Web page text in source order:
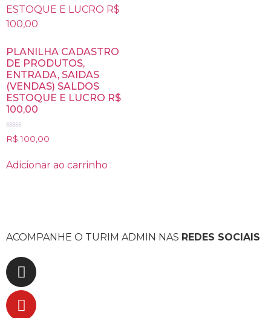
PLANILHA CADASTRO
DE PRODUTOS,
ENTRADA, SAIDAS
(VENDAS) SALDOS
ESTOQUE E LUCRO R$
100,00
Avaliação
0
5
R$ 100,00
Adicionar ao carrinho
ACOMPANHE O TURIM ADMIN NAS REDES SOCIAIS